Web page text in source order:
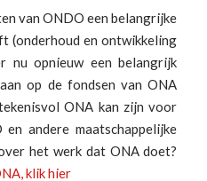
van ONDO een belangrijke
(onderhoud en ontwikkeling
nu opnieuw een belangrijk
op de fondsen van ONA
ONA kan zijn voor
andere maatschappelijke
het werk dat ONA doet?
klik hier